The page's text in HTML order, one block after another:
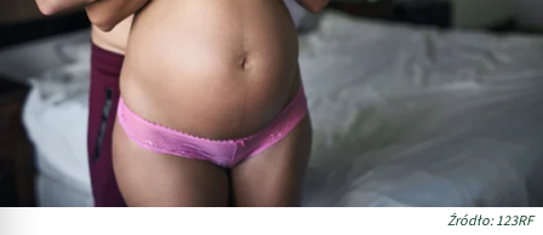
Źródło: 123RF